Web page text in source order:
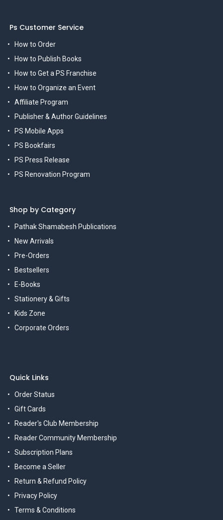
Ps Customer Service
How to Order
How to Publish Books
How to Get a PS Franchise
How to Organize an Event
Affiliate Program
Publisher & Author Guidelines
PS Mobile Apps
PS Bookfairs
PS Press Release
PS Renovation Program
Shop by Category
Pathak Shamabesh Publications
New Arrivals
Pre-Orders
Bestsellers
E-Books
Stationery & Gifts
Kids Zone
Corporate Orders
Quick Links
Order Status
Gift Cards
Reader's Club Membership
Reader Community Membership
Subscription Plans
Become a Seller
Return & Refund Policy
Privacy Policy
Terms & Conditions